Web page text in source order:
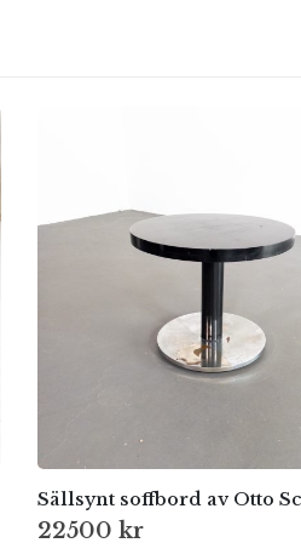
22500 kr